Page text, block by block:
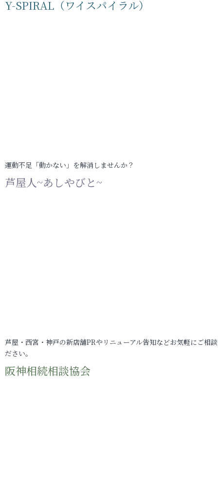
Y-SPIRAL（ワイスパイラル）
運動不足「動かない」を解消しませんか？
芦屋人~あしやびと~
芦屋・西宮・神戸の新店舗PRやリニューアル告知などお気軽にご相
ださい。
阪神相続相談協会